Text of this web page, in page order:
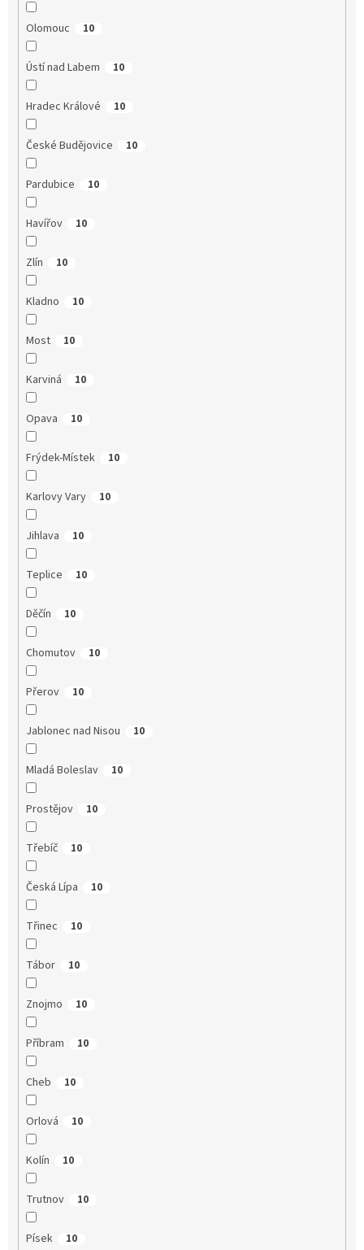
Olomouc 10
Ústí nad Labem 10
Hradec Králové 10
České Budějovice 10
Pardubice 10
Havířov 10
Zlín 10
Kladno 10
Most 10
Karviná 10
Opava 10
Frýdek-Místek 10
Karlovy Vary 10
Jihlava 10
Teplice 10
Děčín 10
Chomutov 10
Přerov 10
Jablonec nad Nisou 10
Mladá Boleslav 10
Prostějov 10
Třebíč 10
Česká Lípa 10
Třinec 10
Tábor 10
Znojmo 10
Příbram 10
Cheb 10
Orlová 10
Kolín 10
Trutnov 10
Písek 10